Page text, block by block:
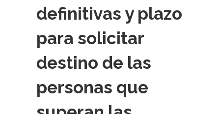
definitivas y plazo
para solicitar
destino de las
personas que